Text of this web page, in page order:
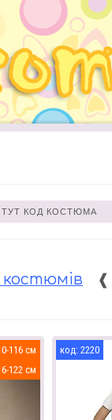
костюмів ❰
116
122
2220